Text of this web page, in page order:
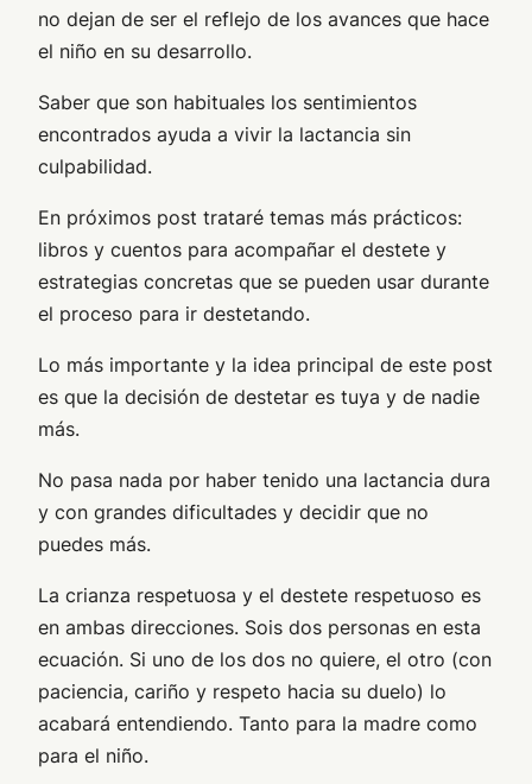
no dejan de ser el reflejo de los avances que hace
el niño en su desarrollo.
Saber que son habituales los sentimientos
encontrados ayuda a vivir la lactancia sin
culpabilidad.
En próximos post trataré temas más prácticos:
libros y cuentos para acompañar el destete y
estrategias concretas que se pueden usar durante
el proceso para ir destetando.
Lo más importante y la idea principal de este post
es que la decisión de destetar es tuya y de nadie
más.
No pasa nada por haber tenido una lactancia dura
y con grandes dificultades y decidir que no
puedes más.
La crianza respetuosa y el destete respetuoso es
en ambas direcciones. Sois dos personas en esta
ecuación. Si uno de los dos no quiere, el otro (con
paciencia, cariño y respeto hacia su duelo) lo
acabará entendiendo. Tanto para la madre como
para el niño.